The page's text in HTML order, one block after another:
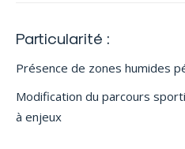
Particularité :
Présence de zones humides
Modification du parcours
à enjeux